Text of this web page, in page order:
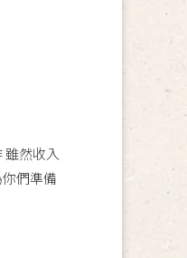
雖然收入
們準備